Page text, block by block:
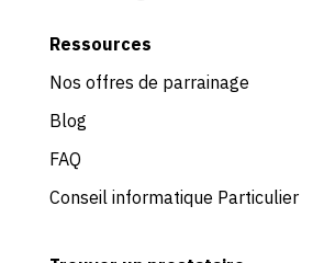
Ressources
Nos offres de parrainage
Blog
FAQ
Conseil informatique Particulier